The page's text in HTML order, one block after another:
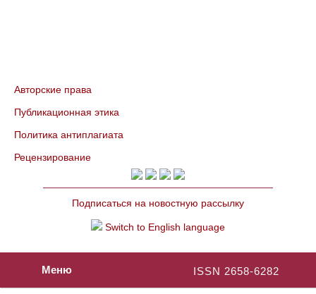
Авторские права
Публикационная этика
Политика антиплагиата
Рецензирование
Подписаться на новостную рассылку
Switch to English language
ISSN 2658-6282
Меню